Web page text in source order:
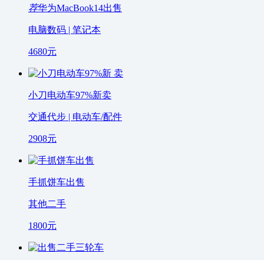
荐华为MacBook14出售
电脑数码 | 笔记本
4680元
小刀电动车97%新卖
交通代步 | 电动车/配件
2908元
手抓饼车出售
其他二手
1800元